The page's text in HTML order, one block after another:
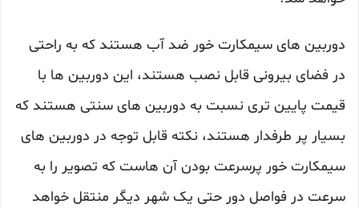
دوربین های سیمکارت خور ضد آب هستند که به راحتی
در فضای بیرونی قابل نصب هستند، این دوربین ها با
قیمت پایین تری نسبت به دوربین های سنتی هستند که
بسیار پر طرفدار هستند، نکته قابل توجه در دوربین های
سیمکارت خور پرسرعت بودن آن هاست که تصویر را به
سرعت در فواصل دور حتی یک شهر دیگر منتقل خواهد